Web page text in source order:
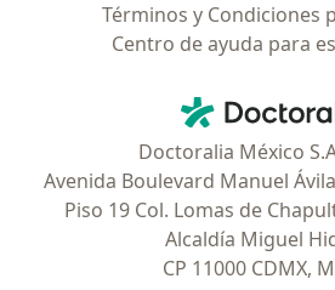
PUESTO: MEDICO ADSCRITO AL
GRAL. ABRIL 2012
HOSPITAL ANGELES TIJUANA BC SEPTIEMBRE 2012 -
PUESTO: MEDICO DE GUARDIA
Términos y Condiciones
Centro de ayuda para
Doctoralia México
Avenida Boulevard Manuel
Piso 19 Col. Lomas de
Alcaldía Miguel
CP 11000 CDMX,